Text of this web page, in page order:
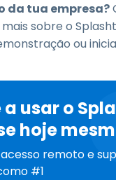
da tua empresa?
sobre o
ou
a usar o
hoje
remoto e
#1